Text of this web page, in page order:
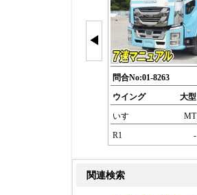
◀
問合No:01-8263
ウイング
大型
いすゞ
MT
R1
-
関連検索